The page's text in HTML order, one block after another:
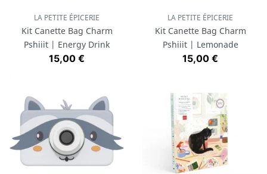
LA PETITE ÉPICERIE
Kit Canette Bag Charm
Pshiiit | Energy Drink
Prix
15,00 €
LA PETITE ÉPICERIE
Kit Canette Bag Charm
Pshiiit | Lemonade
Prix
15,00 €